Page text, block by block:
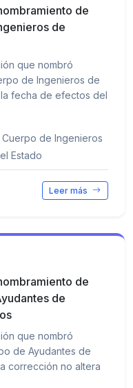
de
de
que nombró
de Ingenieros de
fecha de efectos del
de Ingenieros
Estado
Leer más
de
de
que nombró
de Ayudantes de
corrección no altera